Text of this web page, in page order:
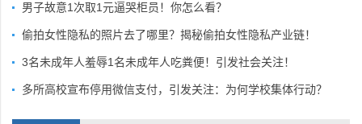
男子故意1次取1元逼哭柜员！你怎么看？
偷拍女性隐私的照片去了哪里？揭秘偷拍女性隐私产业链！
3名未成年人羞辱1名未成年人吃粪便！引发社会关注！
多所高校宣布停用微信支付，引发关注：为何学校集体行动？